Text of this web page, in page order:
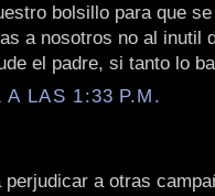
bolsillo para que
a nosotros no al inutil
el padre, si tanto lo
LAS 1:33 P.M.
a otras